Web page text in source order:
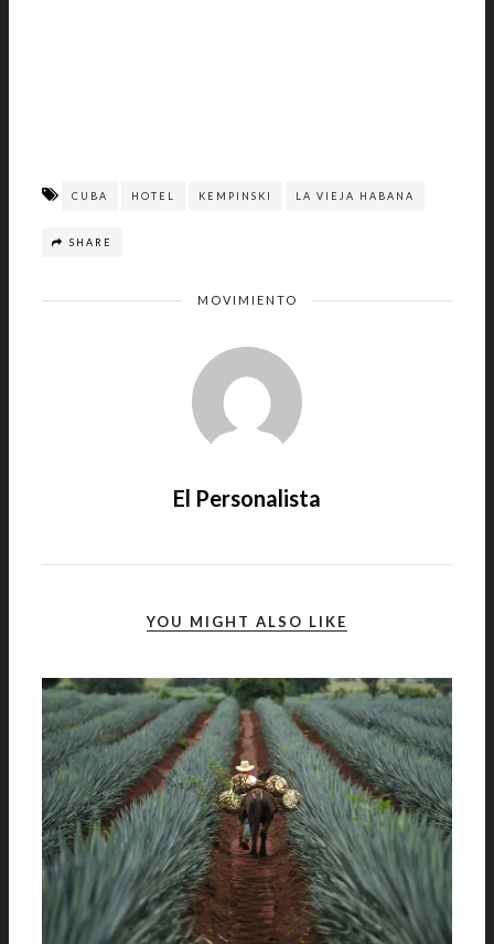
CUBA HOTEL KEMPINSKI LA VIEJA HABANA
SHARE
MOVIMIENTO
El Personalista
YOU MIGHT ALSO LIKE